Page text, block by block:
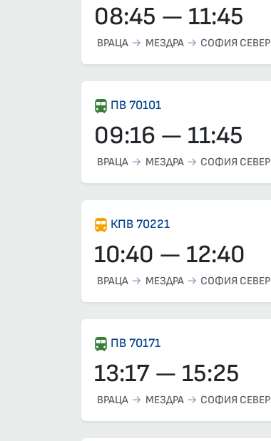
08:45 — 11:45
ВРАЦА МЕЗДРА СОФИЯ СЕВЕР
ПВ 70101
09:16 — 11:45
ВРАЦА МЕЗДРА СОФИЯ СЕВЕР
КПВ 70221
10:40 — 12:40
ВРАЦА МЕЗДРА СОФИЯ СЕВЕР
ПВ 70171
13:17 — 15:25
ВРАЦА МЕЗДРА СОФИЯ СЕВЕР